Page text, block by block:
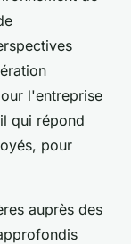
l'entreprise
qui répond
pour
auprès des